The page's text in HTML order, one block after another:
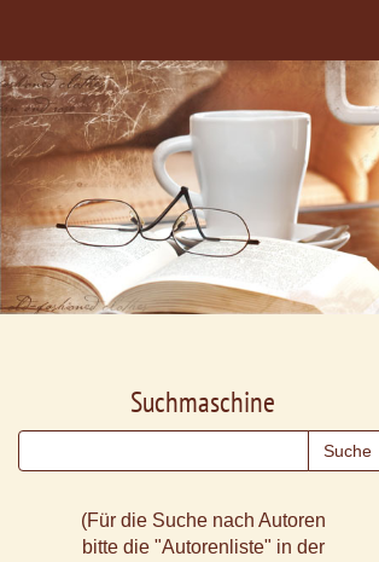
Suchmaschine
(Für die Suche nach Autoren
bitte die "Autorenliste" in der